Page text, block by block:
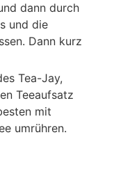
dann durch
und die
Dann kurz
Tea-Jay,
Teeaufsatz
mit
umrühren.